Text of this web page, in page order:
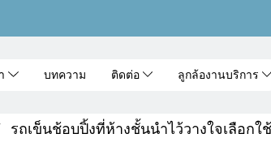
บทความ ติดต่อ ลูกล้องานบริการ
รถเข็นช้อบปิ้งที่ห้างชั้นนำไว้วางใจเลือกใ